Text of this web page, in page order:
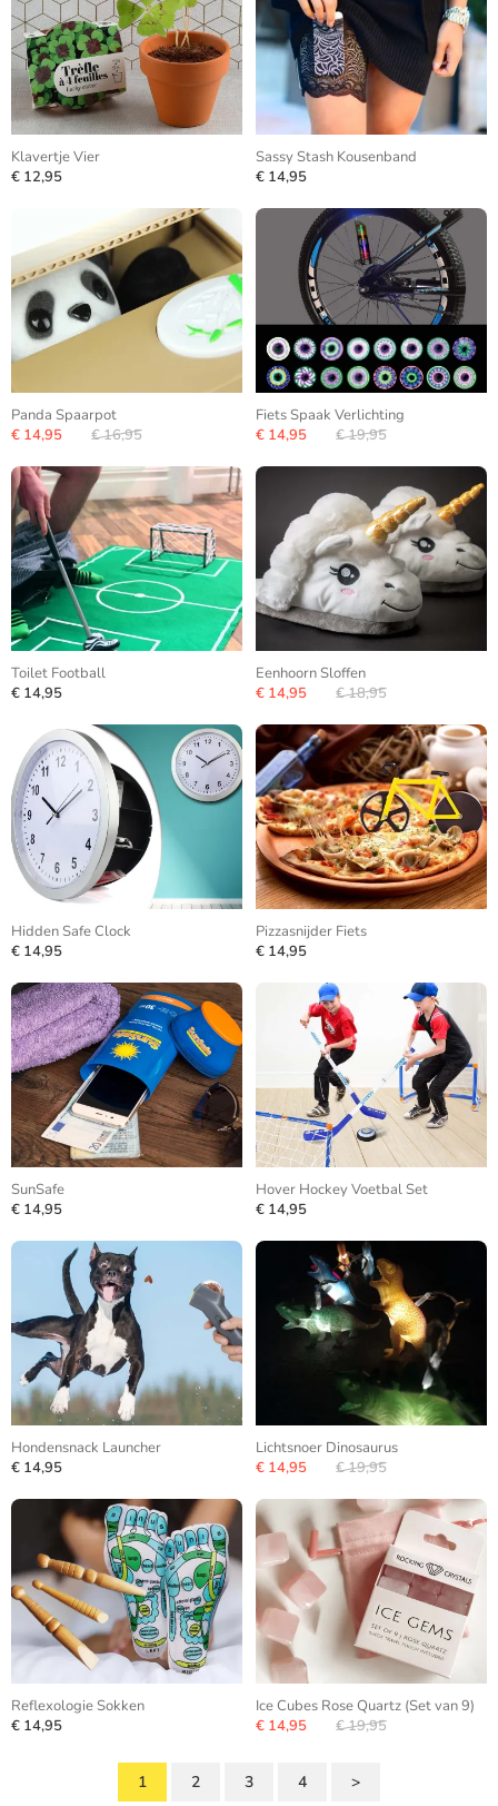
Klavertje Vier
€ 12,95
Sassy Stash Kousenband
€ 14,95
Panda Spaarpot
€ 14,95
€ 16,95
Fiets Spaak Verlichting
€ 14,95
€ 19,95
Toilet Football
€ 14,95
Eenhoorn Sloffen
€ 14,95
€ 18,95
Hidden Safe Clock
€ 14,95
Pizzasnijder Fiets
€ 14,95
SunSafe
€ 14,95
Hover Hockey Voetbal Set
€ 14,95
Hondensnack Launcher
€ 14,95
Lichtsnoer Dinosaurus
€ 14,95
€ 19,95
Reflexologie Sokken
€ 14,95
Ice Cubes Rose Quartz (Set van 9)
€ 14,95
€ 19,95
1 2 3 4 >